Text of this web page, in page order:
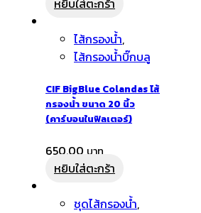
ไส้กรองน้ำ,
ไส้กรองน้ำบิ๊กบลู
CIF BigBlue Colandas ไส้
กรองน้ำ ขนาด 20 นิ้ว
(คาร์บอนในฟิลเตอร์)
650.00
หยิบใส่ตะกร้า
ชุดไส้กรองน้ำ,